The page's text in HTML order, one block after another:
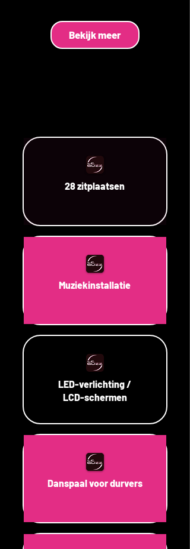
Bekijk meer
28 zitplaatsen
Muziekinstallatie
LED-verlichting /
LCD-schermen
Danspaal voor durvers